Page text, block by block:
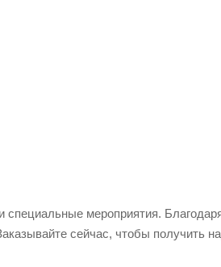
мероприятия.
сейчас, чтобы получить